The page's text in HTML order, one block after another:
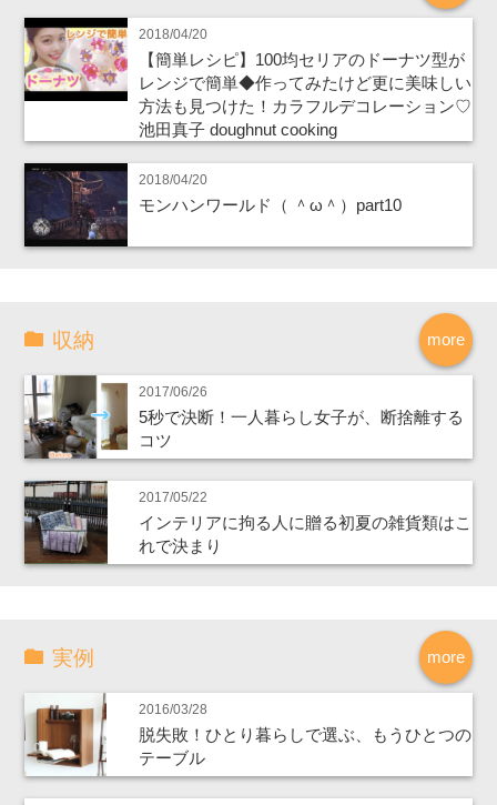
2018/04/20
【簡単レシピ】100均セリアのドーナツ型が
レンジで簡単◆作ってみたけど更に美味しい
方法も見つけた！カラフルデコレーション♡
池田真子 doughnut cooking
2018/04/20
モンハンワールド（ ＾ω＾）part10
more
収納
2017/06/26
5秒で決断！一人暮らし女子が、断捨離する
コツ
2017/05/22
インテリアに拘る人に贈る初夏の雑貨類はこ
れで決まり
more
実例
2016/03/28
脱失敗！ひとり暮らしで選ぶ、もうひとつの
テーブル